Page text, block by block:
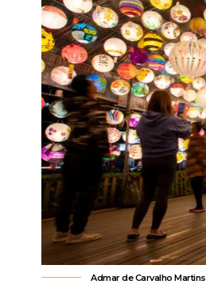
Admar de Carvalho Martins